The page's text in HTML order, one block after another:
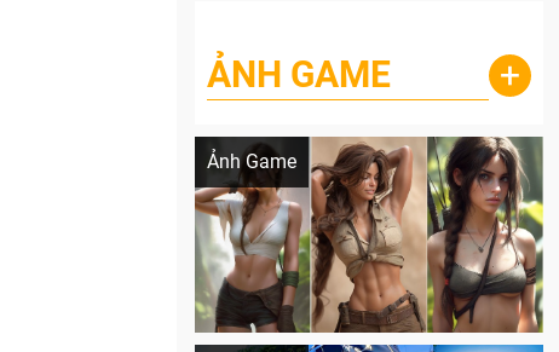
ẢNH GAME +
Ảnh Game
Lala Croft vừa nóng vừa xinh dưới nét vẽ
Khi AI Cosplay gái đẹp One Piece